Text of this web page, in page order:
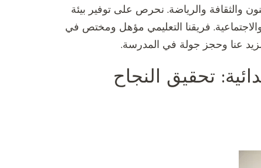
والثقافة والرياضة. نحرص على توفير بيئة
فريقنا التعليمي مؤهل ومختص في
عنا وحجز جولة في المدرسة.
تحقيق النجاح